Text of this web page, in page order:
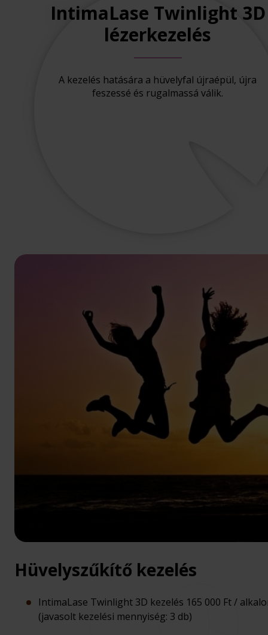
IntimaLase Twinlight 3D
lézerkezelés
A kezelés hatására a hüvelyfal újraépül, újra
feszessé és rugalmassá válik.
Hüvelyszűkítő kezelés
IntimaLase Twinlight 3D kezelés 165 000 Ft /
(javasolt kezelési mennyiség: 3 db)